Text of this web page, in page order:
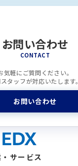
お問い合わせ
CONTACT
気軽にご質問ください。
タッフが対応いたします。
お問い合わせ
サービス